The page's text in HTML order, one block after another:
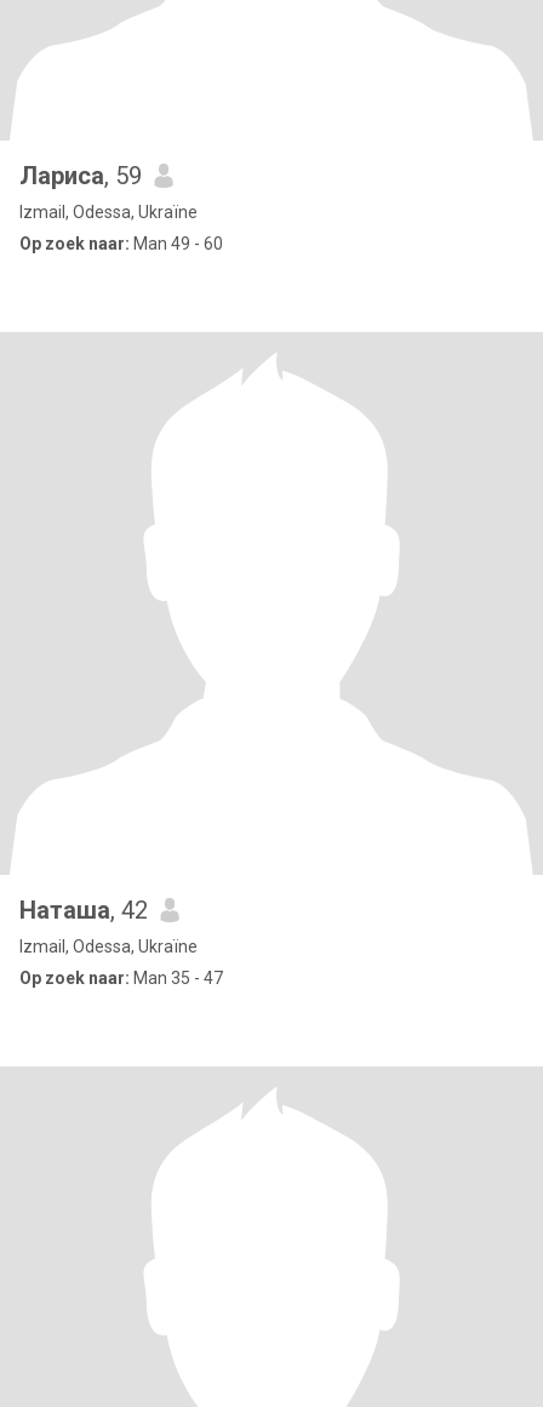
Лариса, 59
Izmail, Odessa, Ukraïne
Op zoek naar: Man 49 - 60
Наташа, 42
Izmail, Odessa, Ukraïne
Op zoek naar: Man 35 - 47